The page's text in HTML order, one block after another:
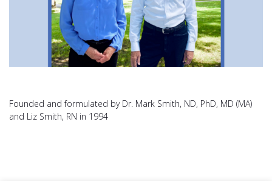
Founded and formulated by Dr. Mark Smith, ND, PhD, MD (MA)
and Liz Smith, RN in 1994